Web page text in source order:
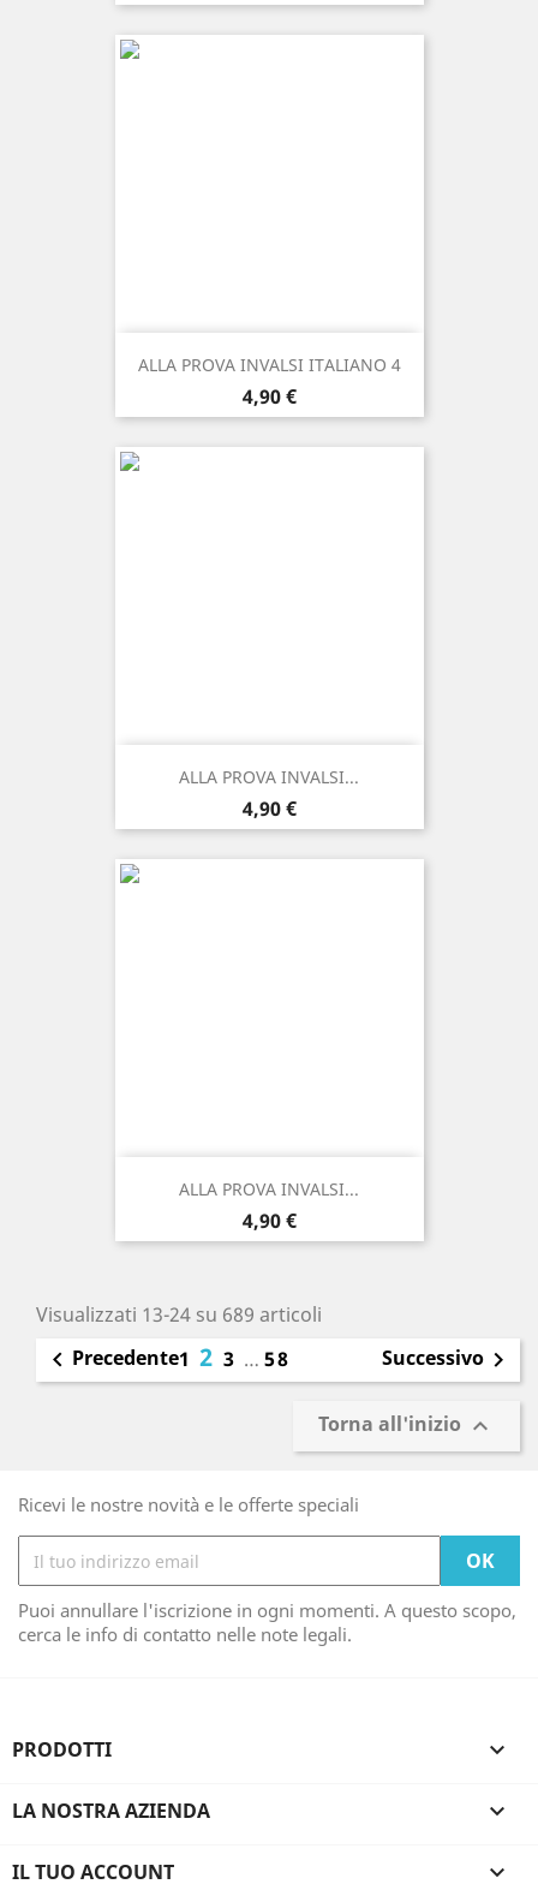
ALLA PROVA INVALSI ITALIANO 4
Prezzo
4,90 €
ALLA PROVA INVALSI...
Prezzo
4,90 €
ALLA PROVA INVALSI...
Prezzo
4,90 €
Visualizzati 13-24 su 689 articoli
 Precedente1 2 3 … 58 Successivo 
Torna all'inizio 
Ricevi le nostre novità e le offerte speciali
Puoi annullare l'iscrizione in ogni momenti. A questo scopo,
cerca le info di contatto nelle note legali.
PRODOTTI 
LA NOSTRA AZIENDA 
IL TUO ACCOUNT 